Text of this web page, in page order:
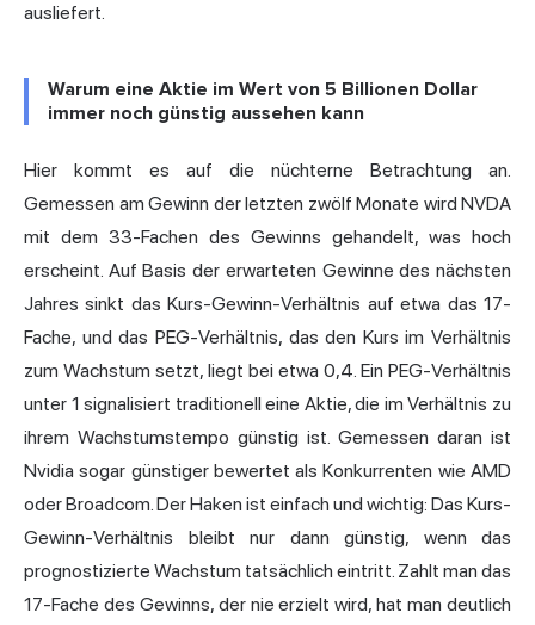
ausliefert.
Warum eine Aktie im Wert von 5 Billionen Dollar
immer noch günstig aussehen kann
Hier kommt es auf die nüchterne Betrachtung an.
Gemessen am Gewinn der letzten zwölf Monate wird NVDA
mit dem 33-Fachen des Gewinns gehandelt, was hoch
erscheint. Auf Basis der erwarteten Gewinne des nächsten
Jahres sinkt das Kurs-Gewinn-Verhältnis auf etwa das 17-
Fache, und das PEG-Verhältnis, das den Kurs im Verhältnis
zum Wachstum setzt, liegt bei etwa 0,4. Ein PEG-Verhältnis
unter 1 signalisiert traditionell eine Aktie, die im Verhältnis zu
ihrem Wachstumstempo günstig ist. Gemessen daran ist
Nvidia sogar günstiger bewertet als Konkurrenten wie AMD
oder Broadcom. Der Haken ist einfach und wichtig: Das Kurs-
Gewinn-Verhältnis bleibt nur dann günstig, wenn das
prognostizierte Wachstum tatsächlich eintritt. Zahlt man das
17-Fache des Gewinns, der nie erzielt wird, hat man deutlich